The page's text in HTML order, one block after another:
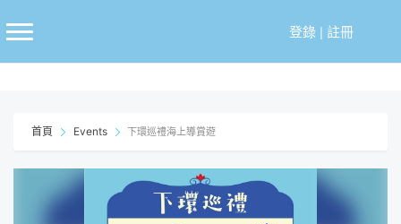
至
登錄| 註冊
首頁 Events 下環巡禮海上導賞遊